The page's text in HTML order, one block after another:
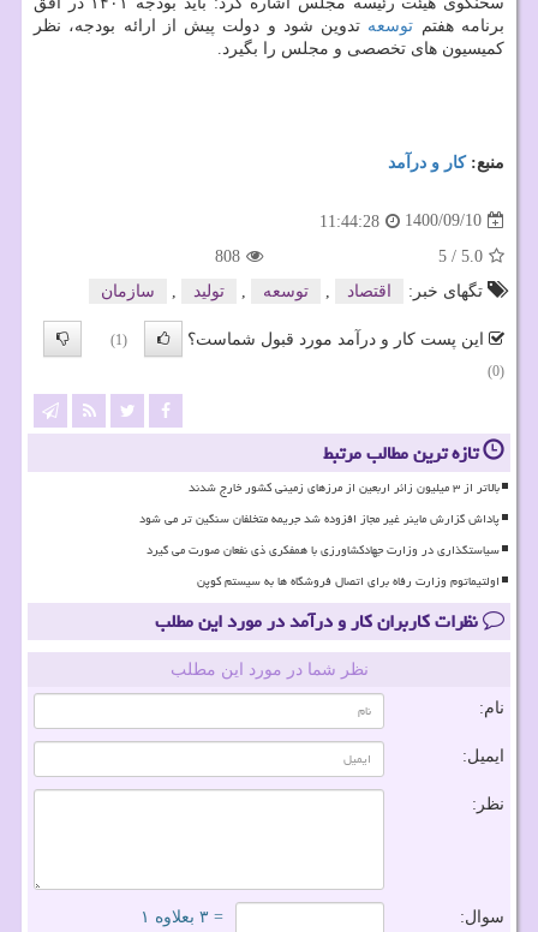
برنامه هفتم توسعه تدوین شود و دولت پیش از ارائه بودجه، نظر
کمیسیون های تخصصی و مجلس را بگیرد.
منبع:كار و درآمد
1400/09/10
11:44:28
5.0
/
5
808
تگهای خبر:
اقتصاد , توسعه , تولید , سازمان
این پست کار و درآمد مورد قبول شماست؟
(1)
(0)
تازه ترین مطالب مرتبط
بالاتر از ۳ میلیون زائر اربعین از مرزهای زمینی کشور خارج شدند
پاداش گزارش ماینر غیر مجاز افزوده شد جریمه متخلفان سنگین تر می شود
سیاستگذاری در وزارت جهادکشاورزی با همفکری ذی نفعان صورت می گیرد
اولتیماتوم وزارت رفاه برای اتصال فروشگاه ها به سیستم کوپن
نظرات کاربران کار و درآمد در مورد این مطلب
نظر شما در مورد این مطلب
نام:
ایمیل:
نظر:
سوال: = ۳ بعلاوه ۱